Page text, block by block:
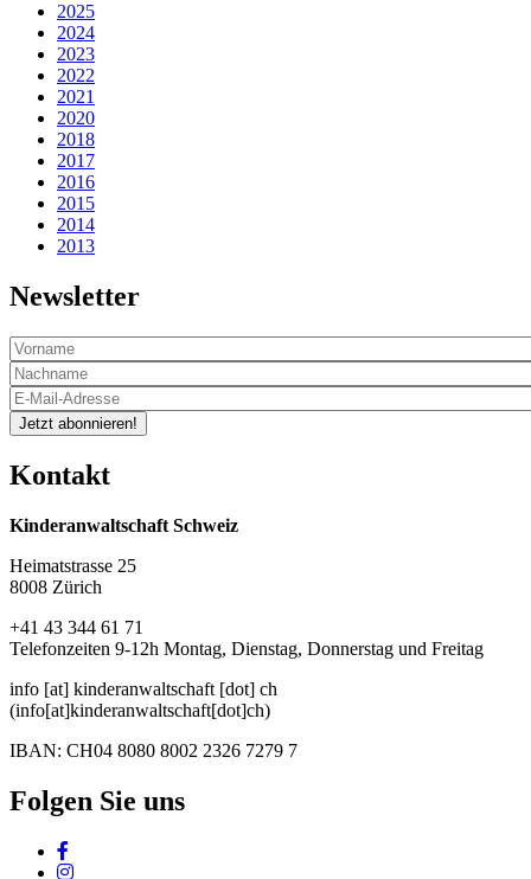
2025
2024
2023
2022
2021
2020
2018
2017
2016
2015
2014
2013
Newsletter
Jetzt abonnieren!
Kontakt
Kinderanwaltschaft Schweiz
Heimatstrasse 25
8008 Zürich
+41 43 344 61 71
Telefonzeiten 9-12h Montag, Dienstag, Donnerstag und Freitag
info [at] kinderanwaltschaft [dot] ch
(info[at]kinderanwaltschaft[dot]ch)
IBAN: CH04 8080 8002 2326 7279 7
Folgen Sie uns